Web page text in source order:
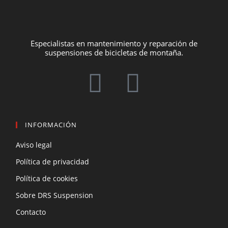
Especialistas en mantenimiento y reparación de
suspensiones de bicicletas de montaña.
INFORMACIÓN
Aviso legal
Política de privacidad
Política de cookies
Sobre DRS Suspension
Contacto